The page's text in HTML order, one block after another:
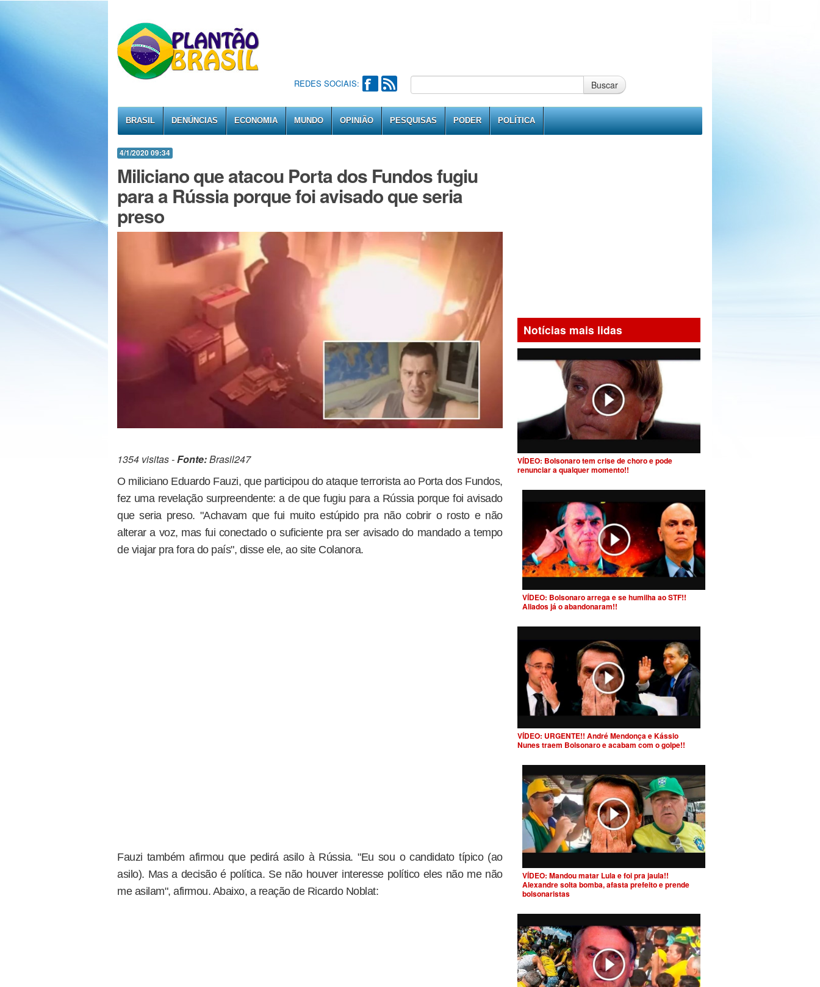
REDES SOCIAIS: Buscar
BRASIL DENÚNCIAS ECONOMIA MUNDO OPINIÃO PESQUISAS PODER POLÍTICA
4/1/2020 09:34
Miliciano que atacou Porta dos Fundos fugiu
para a Rússia porque foi avisado que seria
preso
1354 visitas -Fonte:Brasil247
O miliciano Eduardo Fauzi, que participou do ataque terrorista ao Porta dos Fundos,
fez uma revelação surpreendente: a de que fugiu para a Rússia porque foi avisado
que seria preso. "Achavam que fui muito estúpido pra não cobrir o rosto e não
alterar a voz, mas fui conectado o suficiente pra ser avisado do mandado a tempo
de viajar pra fora do país", disse ele, ao site Colanora.
Fauzi também afirmou que pedirá asilo à Rússia. "Eu sou o candidato típico (ao
asilo). Mas a decisão é política. Se não houver interesse político eles não me não
me asilam", afirmou. Abaixo, a reação de Ricardo Noblat:
Notícias mais lidas
VÍDEO: Bolsonaro tem crise de choro e pode
renunciar a qualquer momento!!
VÍDEO: Bolsonaro arrega e se humilha ao STF!!
Aliados já o abandonaram!!
VÍDEO: URGENTE!! André Mendonça e Kássio
Nunes traem Bolsonaro e acabam com o golpe!!
VÍDEO: Mandou matar Lula e foi pra jaula!!
Alexandre solta bomba, afasta prefeito e prende
bolsonaristas